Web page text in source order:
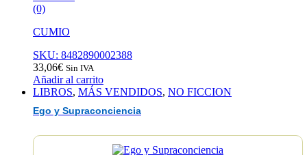
(0)
CUMIO
SKU: 8482890002388
33,06€ Sin IVA
Añadir al carrito
LIBROS, MÁS VENDIDOS, NO FICCION
Ego y Supraconciencia